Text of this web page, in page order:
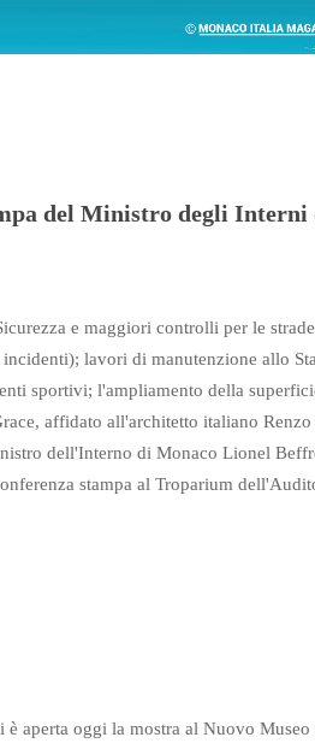
del Ministro degli
e maggiori controlli per le
lavori di manutenzione allo
sportivi; l'ampliamento della
affidato all'architetto italiano
dell'Interno di Monaco Lionel
stampa al Troparium
è aperta oggi la mostra al Nuovo